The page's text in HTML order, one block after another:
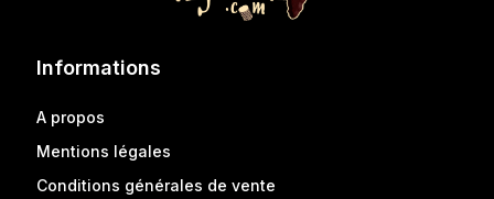
Informations
A propos
Mentions légales
Conditions générales de vente